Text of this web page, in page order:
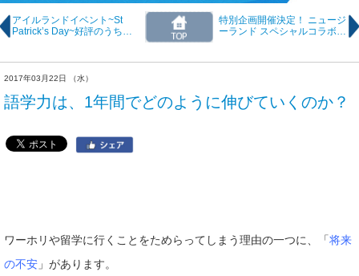
アイルランドイベント~St
Patrick’s Day~好評のうちに
特別企画開催決定！ ニュージ
ーランド スペシャルコラボイ
2017年03月22日 （水）
語学力は、1年間でどのように伸びていくのか？
ワーホリや留学に行くことをためらってしまう理由の一つに、「将来
の不安 」があります。